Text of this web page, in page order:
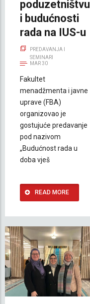
poduzetništvu
i budućnosti
rada na IUS-u
PREDAVANJA I
SEMINARI
MAR 30
Fakultet
menadžmenta i javne
uprave (FBA)
organizovao je
gostujuće predavanje
pod nazivom
„Budućnost rada u
doba vješ
READ MORE